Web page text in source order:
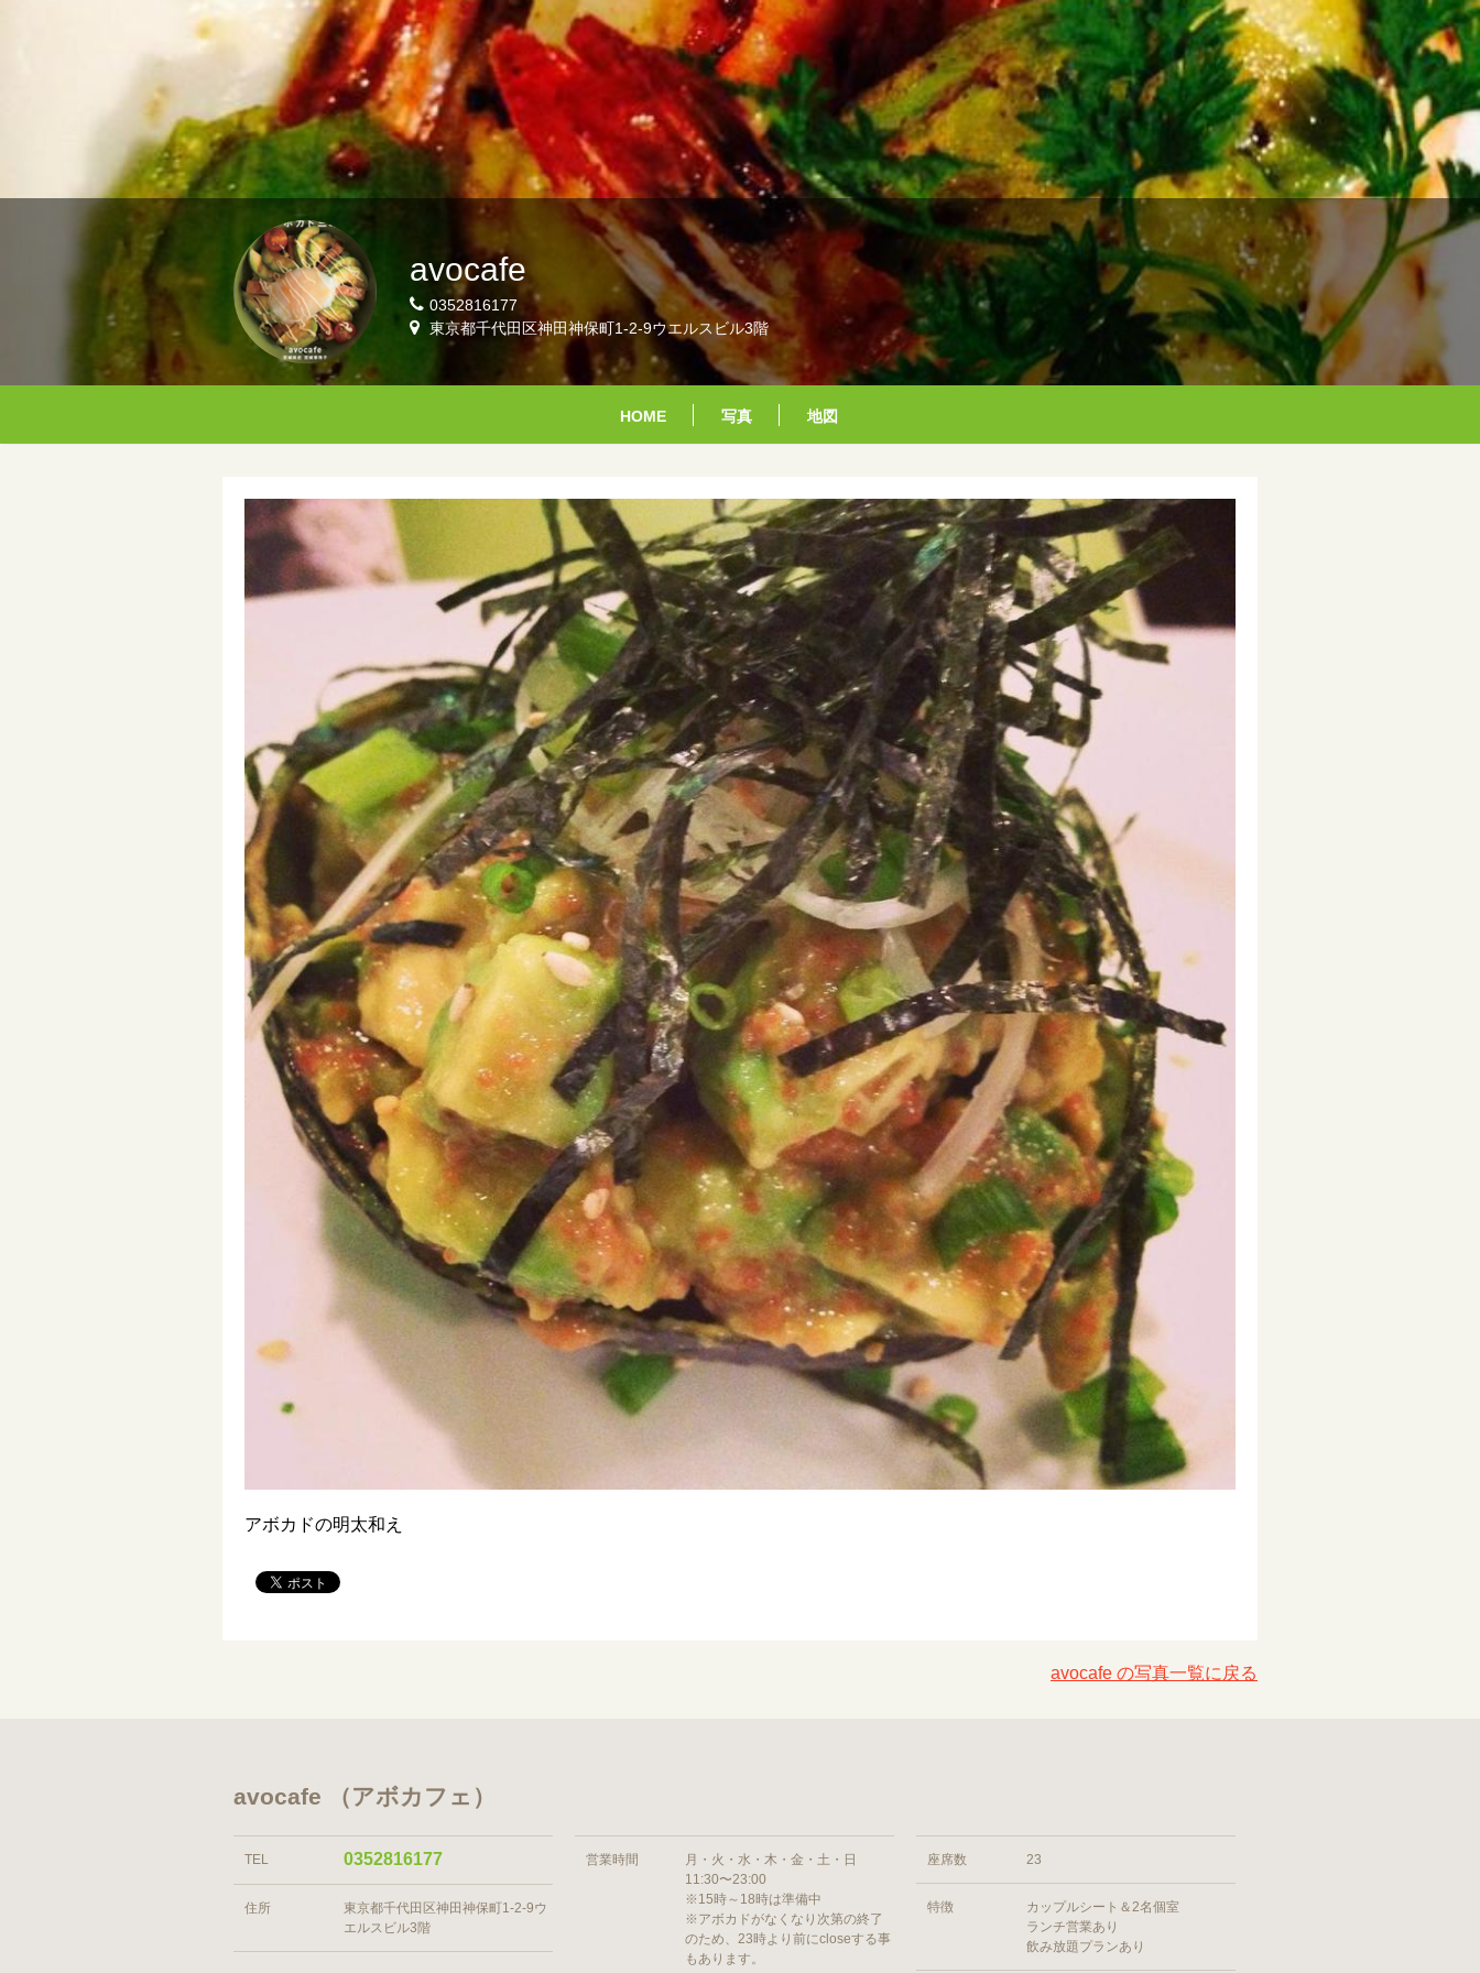
avocafe
0352816177
東京都千代田区神田神保町1-2-9ウエルスビル3階
HOME 写真 地図
アボカドの明太和え
avocafe の写真一覧に戻る
avocafe （アボカフェ）
TEL 0352816177
住所
東京都千代田区神田神保町1-2-9ウ
エルスビル3階
営業時間
月・火・水・木・金・土・日
11:30〜23:00
※15時～18時は準備中
※アボカドがなくなり次第の終了
のため、23時より前にcloseする事
もあります。
座席数 23
特徴
カップルシート＆2名個室
ランチ営業あり
飲み放題プランあり